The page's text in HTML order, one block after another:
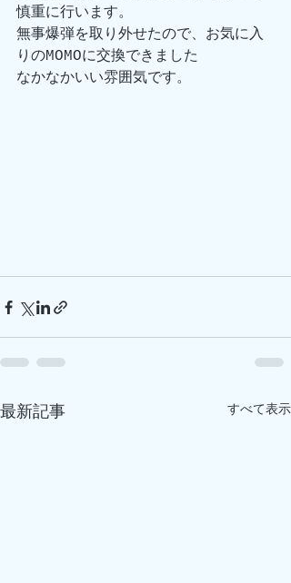
慎重に行います。
無事爆弾を取り外せたので、お気に入
りのMOMOに交換できました
なかなかいい雰囲気です。
最新記事 すべて表示